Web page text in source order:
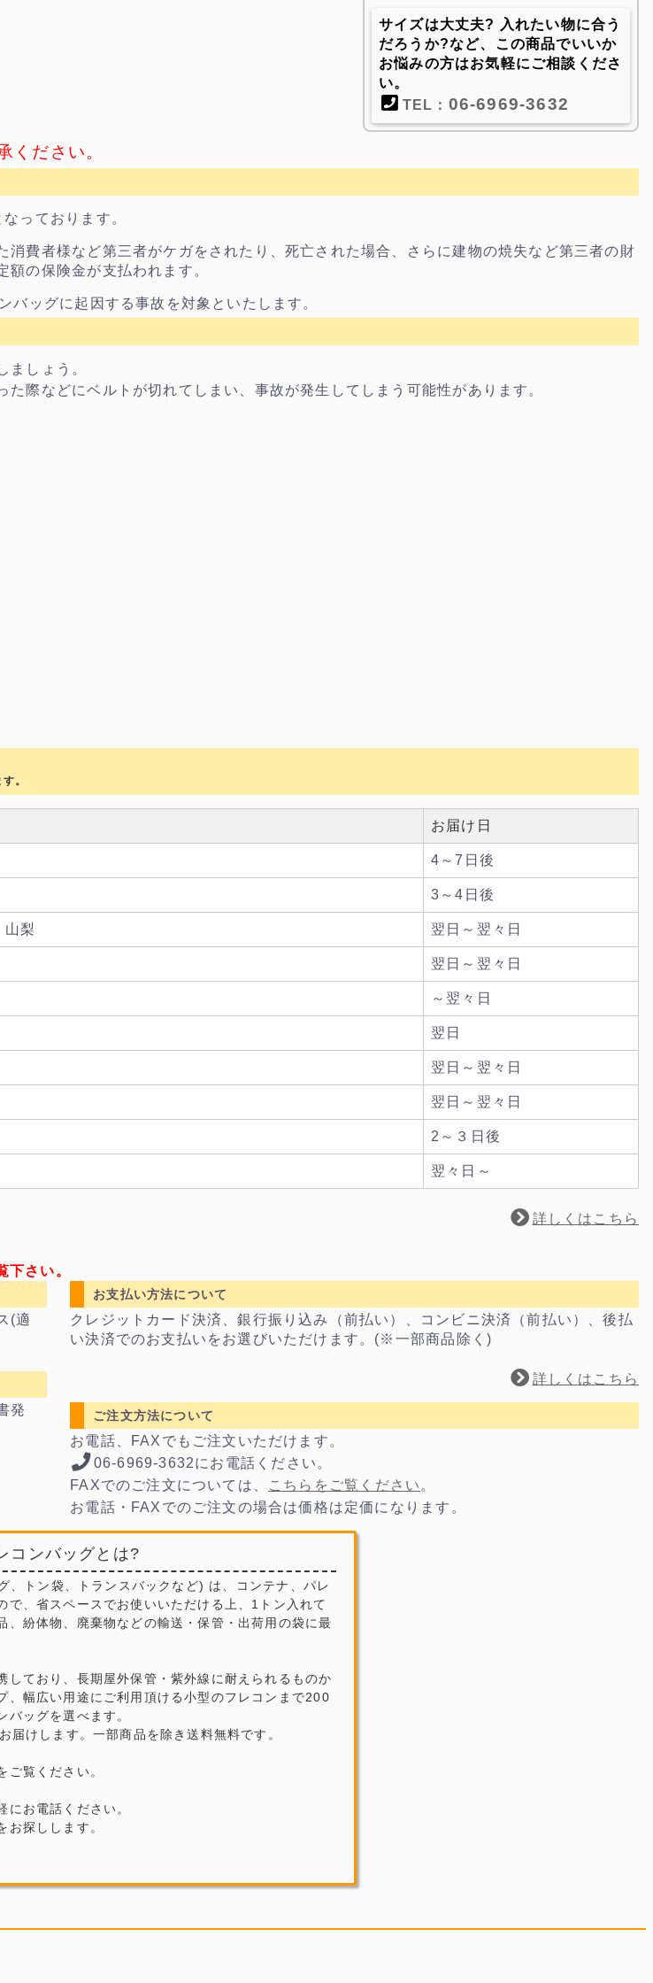
サイズは大丈夫? 入れたい物に合う
だろうか?など、この商品でいいか
お悩みの方はお気軽にご相談くださ
い。
TEL： 06-6969-3632
ください。
っております。
費者様など第三者がケガをされたり、死亡された場合、さらに建物の焼失など第三者の財
の保険金が支払われます。
ッグに起因する事故を対象といたします。
ましょう。
際などにベルトが切れてしまい、事故が発生してしまう可能性があります。
。
お届け日
4～7日後
3～4日後
山梨 翌日～翌々日
翌日～翌々日
～翌々日
翌日
翌日～翌々日
翌日～翌々日
2～３日後
翌々日～
詳しくはこちら
さい。
(適
発
お支払い方法について
クレジットカード決済、銀行振り込み（前払い）、コンビニ決済（前払い）、後払
い決済でのお支払いをお選びいただけます。(※一部商品除く)
詳しくはこちら
ご注文方法について
お電話、FAXでもご注文いただけます。
06-6969-3632にお電話ください。
FAXでのご注文については、
こちらをご覧ください 。
お電話・FAXでのご注文の場合は価格は定価になります。
コンバッグとは?
、トン袋、トランスバックなど) は、コンテナ、パレ
で、省スペースでお使いいただける上、1トン入れて
、紛体物、廃棄物などの輸送・保管・出荷用の袋に最
しており、長期屋外保管・紫外線に耐えられるものか
、幅広い用途にご利用頂ける小型のフレコンまで200
ッグを選べます。
届けします。一部商品を除き送料無料です。
ご覧ください。
にお電話ください。
お探しします。